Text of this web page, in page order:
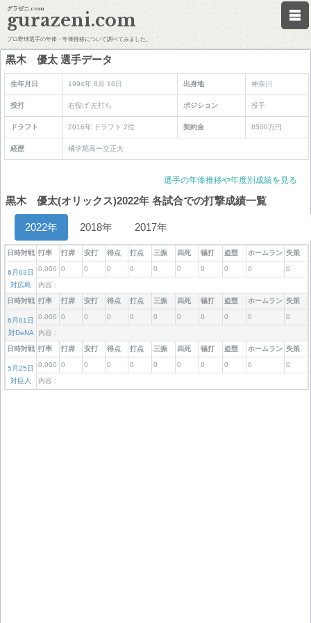
グラゼニ.com
gurazeni.com
プロ野球選手の年俸・年俸推移について調べてみました。
黒木 優太 選手データ
生年月日 1994年 8月 16日 出身地 神奈川
投打 右投げ 左打ち ポジション 投手
ドラフト 2016年 ドラフト 2位 契約金 8500万円
経歴 橘学苑高ー立正大
選手の年俸推移や年度別成績を見る
黒木 優太(オリックス)2022年 各試合での打撃成績一覧
2022年 2018年 2017年
日時対戦 打率 打席 安打 得点 打点 三振 四死 犠打 盗塁 ホームラン 失策
6月03日
対広島
0.000 0 0 0 0 0 0 0 0 0 0
内容：
日時対戦 打率 打席 安打 得点 打点 三振 四死 犠打 盗塁 ホームラン 失策
6月01日
対DeNA
0.000 0 0 0 0 0 0 0 0 0 0
内容：
日時対戦 打率 打席 安打 得点 打点 三振 四死 犠打 盗塁 ホームラン 失策
5月25日
対巨人
0.000 0 0 0 0 0 0 0 0 0 0
内容：